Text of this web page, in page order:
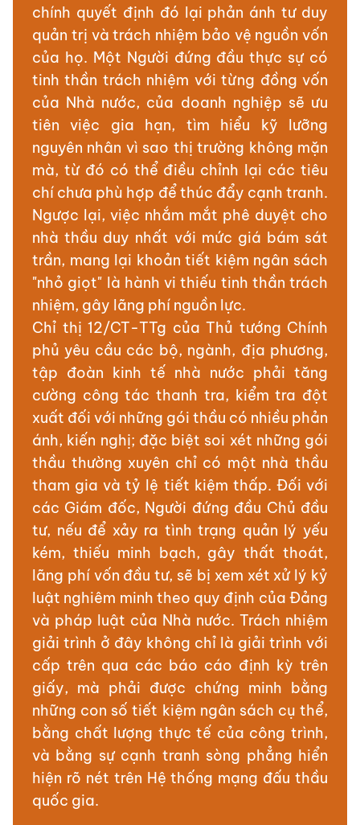
chính quyết định đó lại phản ánh tư duy
quản trị và trách nhiệm bảo vệ nguồn vốn
của họ. Một Người đứng đầu thực sự có
tinh thần trách nhiệm với từng đồng vốn
của Nhà nước, của doanh nghiệp sẽ ưu
tiên việc gia hạn, tìm hiểu kỹ lưỡng
nguyên nhân vì sao thị trường không mặn
mà, từ đó có thể điều chỉnh lại các tiêu
chí chưa phù hợp để thúc đẩy cạnh tranh.
Ngược lại, việc nhắm mắt phê duyệt cho
nhà thầu duy nhất với mức giá bám sát
trần, mang lại khoản tiết kiệm ngân sách
"nhỏ giọt" là hành vi thiếu tinh thần trách
nhiệm, gây lãng phí nguồn lực.
Chỉ thị 12/CT-TTg của Thủ tướng Chính
phủ yêu cầu các bộ, ngành, địa phương,
tập đoàn kinh tế nhà nước phải tăng
cường công tác thanh tra, kiểm tra đột
xuất đối với những gói thầu có nhiều phản
ánh, kiến nghị; đặc biệt soi xét những gói
thầu thường xuyên chỉ có một nhà thầu
tham gia và tỷ lệ tiết kiệm thấp. Đối với
các Giám đốc, Người đứng đầu Chủ đầu
tư, nếu để xảy ra tình trạng quản lý yếu
kém, thiếu minh bạch, gây thất thoát,
lãng phí vốn đầu tư, sẽ bị xem xét xử lý kỷ
luật nghiêm minh theo quy định của Đảng
và pháp luật của Nhà nước. Trách nhiệm
giải trình ở đây không chỉ là giải trình với
cấp trên qua các báo cáo định kỳ trên
giấy, mà phải được chứng minh bằng
những con số tiết kiệm ngân sách cụ thể,
bằng chất lượng thực tế của công trình,
và bằng sự cạnh tranh sòng phẳng hiển
hiện rõ nét trên Hệ thống mạng đấu thầu
quốc gia.